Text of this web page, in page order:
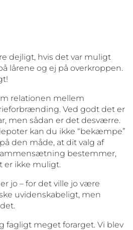
dejligt, hvis det var muligt
lårene og ej på overkroppen.
relationen mellem
Ved godt det er
men sådan er det desværre.
kan du ikke “bekæmpe”
den måde, at dit valg af
bestemmer,
er ikke muligt.
jo – for det ville jo være
uvidenskabeligt, men
fagligt meget forarget. Vi blev